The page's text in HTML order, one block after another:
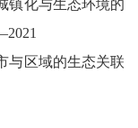
镇化与生态环境的
与区域的生态关联